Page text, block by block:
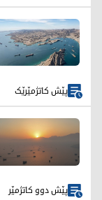
پێش کاتژمێرێک
پێش دوو کاتژمێر